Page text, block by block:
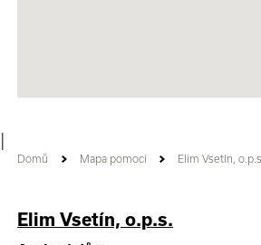
Domů Mapa pomoci Elim Vsetín, o.p.s.
Elim Vsetín, o.p.s.